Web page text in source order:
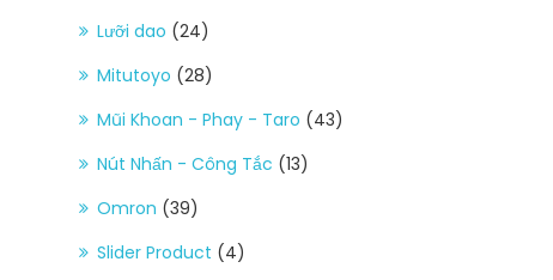
Lưỡi dao (24)
Mitutoyo (28)
Mũi Khoan - Phay - Taro (43)
Nút Nhấn - Công Tắc (13)
Omron (39)
Slider Product (4)